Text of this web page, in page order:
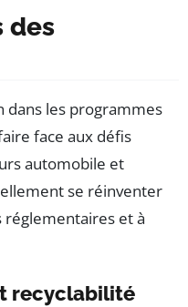
des
dans les programmes
face aux défis
automobile et
se réinventer
réglementaires et à
recyclabilité